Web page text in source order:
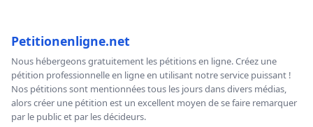
Petitionenligne.net
Nous hébergeons gratuitement les pétitions en ligne. Créez une
pétition professionnelle en ligne en utilisant notre service puissant !
Nos pétitions sont mentionnées tous les jours dans divers médias,
alors créer une pétition est un excellent moyen de se faire remarquer
par le public et par les décideurs.